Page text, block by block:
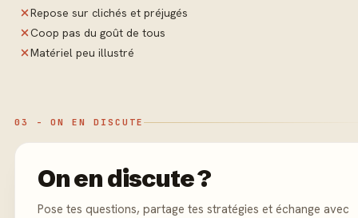
Repose sur clichés et préjugés
Coop pas du goût de tous
Matériel peu illustré
03 - ON EN DISCUTE
On en discute ?
Pose tes questions, partage tes stratégies et échange avec